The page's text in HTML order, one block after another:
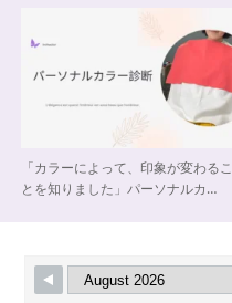
「カラーによって、印象が変わるこ
とを知りました」パーソナルカ…